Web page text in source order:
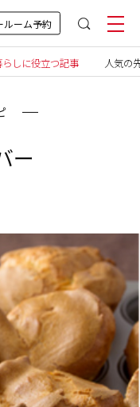
ルーム予約
らしに役立つ記事 人気の
ー